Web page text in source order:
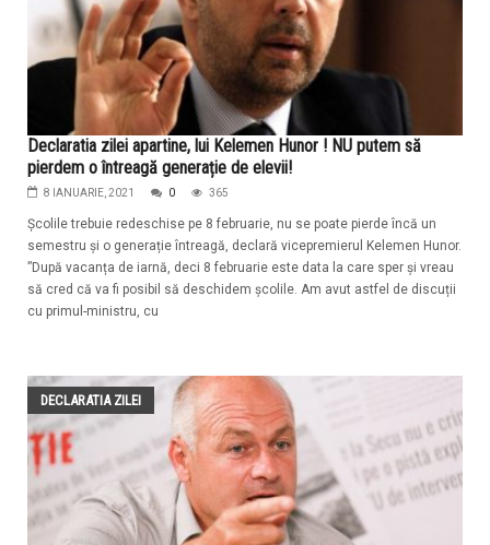
Declaratia zilei apartine, lui Kelemen Hunor ! NU putem să
pierdem o întreagă generație de elevii!
8 IANUARIE, 2021 0 365
Școlile trebuie redeschise pe 8 februarie, nu se poate pierde încă un
semestru și o generație întreagă, declară vicepremierul Kelemen Hunor.
”După vacanța de iarnă, deci 8 februarie este data la care sper și vreau
să cred că va fi posibil să deschidem școlile. Am avut astfel de discuții
cu primul-ministru, cu
DECLARATIA ZILEI